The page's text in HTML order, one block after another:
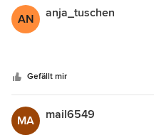
AN anja_tuschen
Gefällt mir
MA mail6549